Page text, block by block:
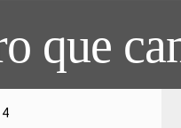
que
vida»
que